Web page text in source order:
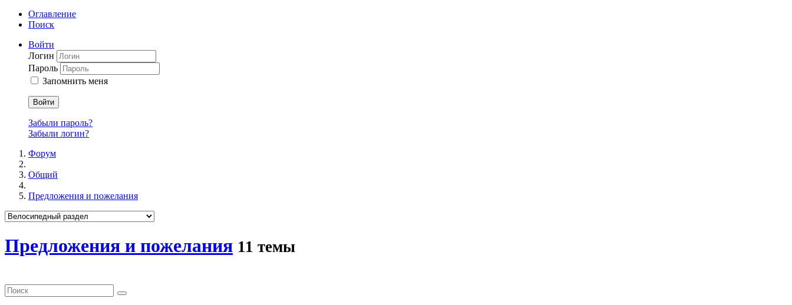
Оглавление
Поиск
Войти
Логин
Пароль
Запомнить меня
Войти
Забыли пароль?
Забыли логин?
Форум
Общий
Предложения и пожелания
Предложения и пожелания 11 темы